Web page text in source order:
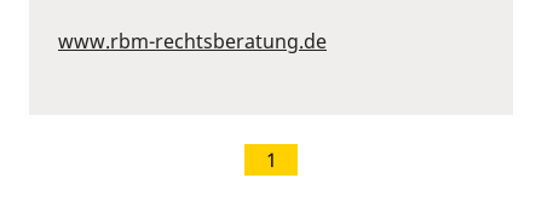
www.rbm-rechtsberatung.de
1